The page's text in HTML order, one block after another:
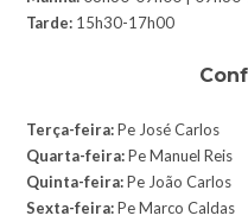
Tarde:15h30-17h00
Terça-feira:Pe José Carlos
Quarta-feira:Pe Manuel Reis
Quinta-feira:Pe João Carlos
Sexta-feira:Pe Marco Caldas